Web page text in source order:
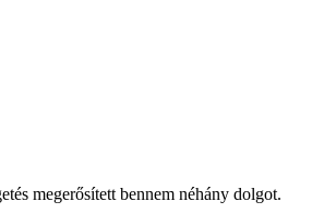
megerősített bennem néhány dolgot.